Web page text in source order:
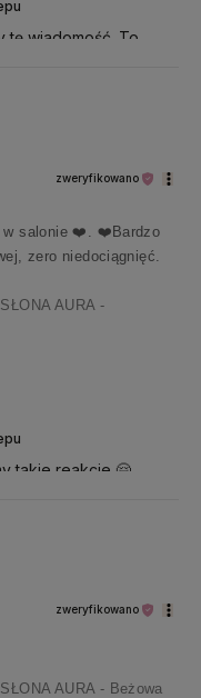
tę wiadomość. To
takie reakcje 🤗
zweryfikowano
w salonie ❤️. ❤️Bardzo
zero niedociągnięć.
AURA -
zweryfikowano
AURA - Beżowa